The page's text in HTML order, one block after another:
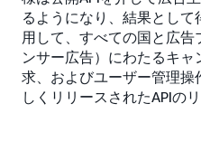
るようになり、結果とし
用して、すべての国と広
ンサー広告）にわたるキ
求、およびユーザー管理
しくリリースされたAPIのリ